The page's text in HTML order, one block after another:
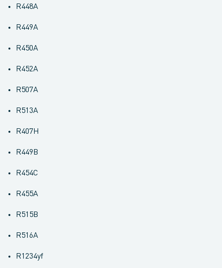
R448A
R449A
R450A
R452A
R507A
R513A
R407H
R449B
R454C
R455A
R515B
R516A
R1234yf